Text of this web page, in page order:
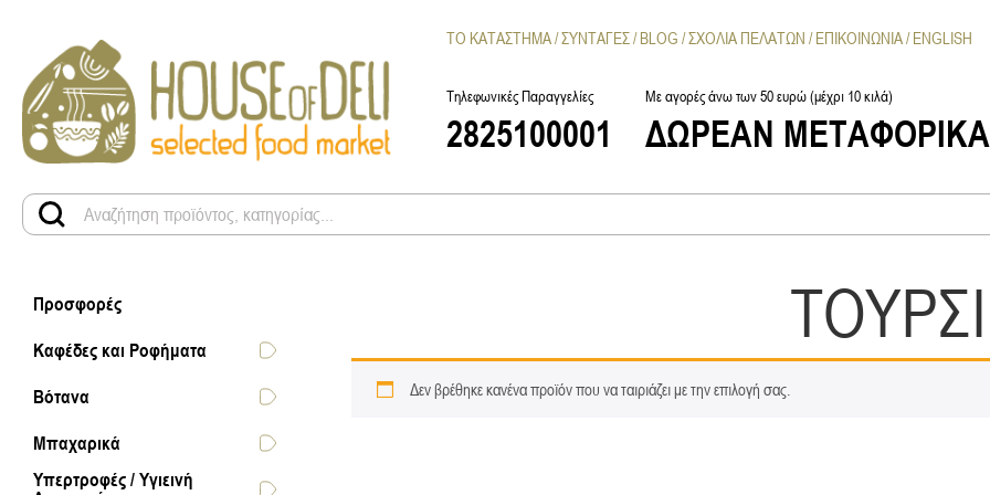
Τηλεφωνικές Παραγγελίες
2825100001
Με αγορές άνω των 50 ευρώ (μέχρι 10 κιλά)
ΔΩΡΕΑΝ ΜΕΤΑΦΟΡΙΚΑ
ΤΟ ΚΑΤΑΣΤΗΜΑ ΣΥΝΤΑΓΕΣ BLOG ΣΧΟΛΙΑ ΠΕΛΑΤΩΝ ΕΠΙΚΟΙΝΩΝΙΑ ENGLISH
Προσφορές
Καφέδες και Ροφήματα
Βότανα
Μπαχαρικά
Υπερτροφές / Υγιεινή
ΤΟΥΡΣΙ
Δεν βρέθηκε κανένα προϊόν που να ταιριάζει με την επιλογή σας.